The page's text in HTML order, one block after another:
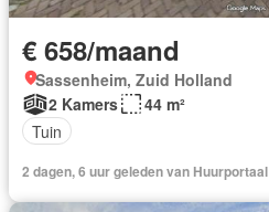
€ 658/maand
Sassenheim, Zuid Holland
2 Kamers
44 m²
Tuin
2 dagen, 6 uur geleden van Huurportaal